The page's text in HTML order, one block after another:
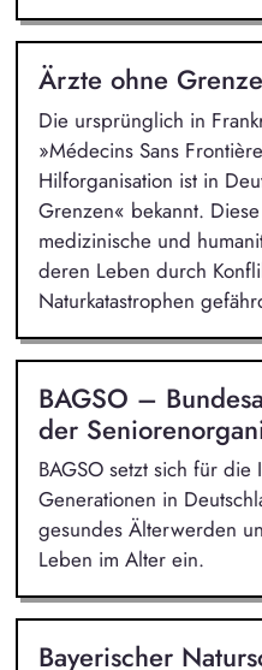
Ärzte ohne
Die ursprünglich in
»Médecins Sans
Hilforganisation ist in
Grenzen« bekannt.
medizinische und
deren Leben durch
Naturkatastrophen
BAGSO –
der
BAGSO setzt sich für die
Generationen in
gesundes Älterwerden
Leben im Alter ein.
Bayerischer